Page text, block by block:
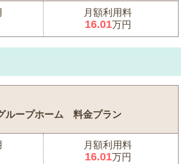
月額利用料
16.01万円
ループホーム 料金プラン
月額利用料
16.01万円